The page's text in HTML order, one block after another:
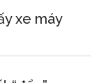
xe máy